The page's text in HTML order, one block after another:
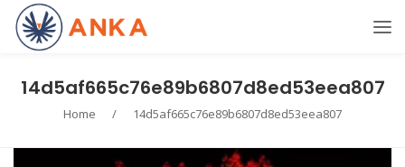
14d5af665c76e89b6807d8ed53eea807
Home / 14d5af665c76e89b6807d8ed53eea807